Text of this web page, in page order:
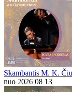
Skambantis M. K.
nuo 2026 08 13